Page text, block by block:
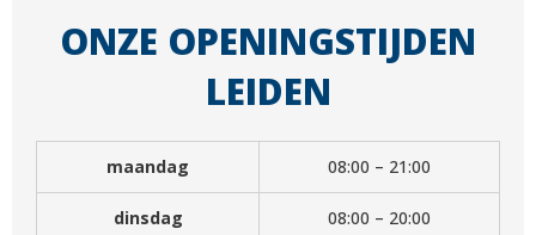
ONZE OPENINGSTIJDEN
LEIDEN
maandag 08:00 – 21:00
dinsdag 08:00 – 20:00